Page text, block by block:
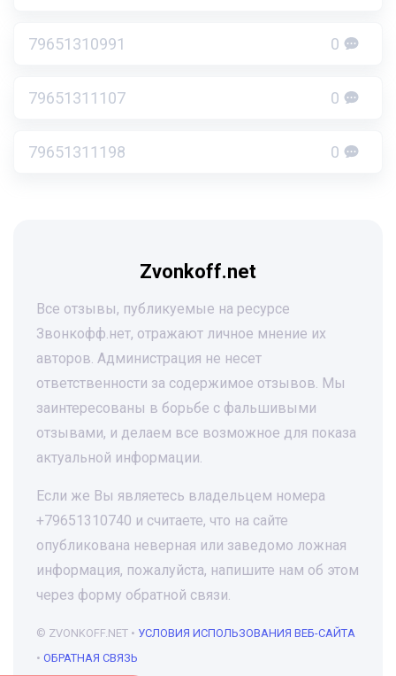
79651310991 0
79651311107 0
79651311198 0
Zvonkoff.net
Все отзывы, публикуемые на ресурсе
Звонкофф.нет, отражают личное мнение их
авторов. Администрация не несет
ответственности за содержимое отзывов. Мы
заинтересованы в борьбе с фальшивыми
отзывами, и делаем все возможное для показа
актуальной информации.
Если же Вы являетесь владельцем номера
+79651310740 и считаете, что на сайте
опубликована неверная или заведомо ложная
информация, пожалуйста, напишите нам об этом
через форму обратной связи.
© ZVONKOFF.NET • УСЛОВИЯ ИСПОЛЬЗОВАНИЯ ВЕБ-САЙТА
• ОБРАТНАЯ СВЯЗЬ